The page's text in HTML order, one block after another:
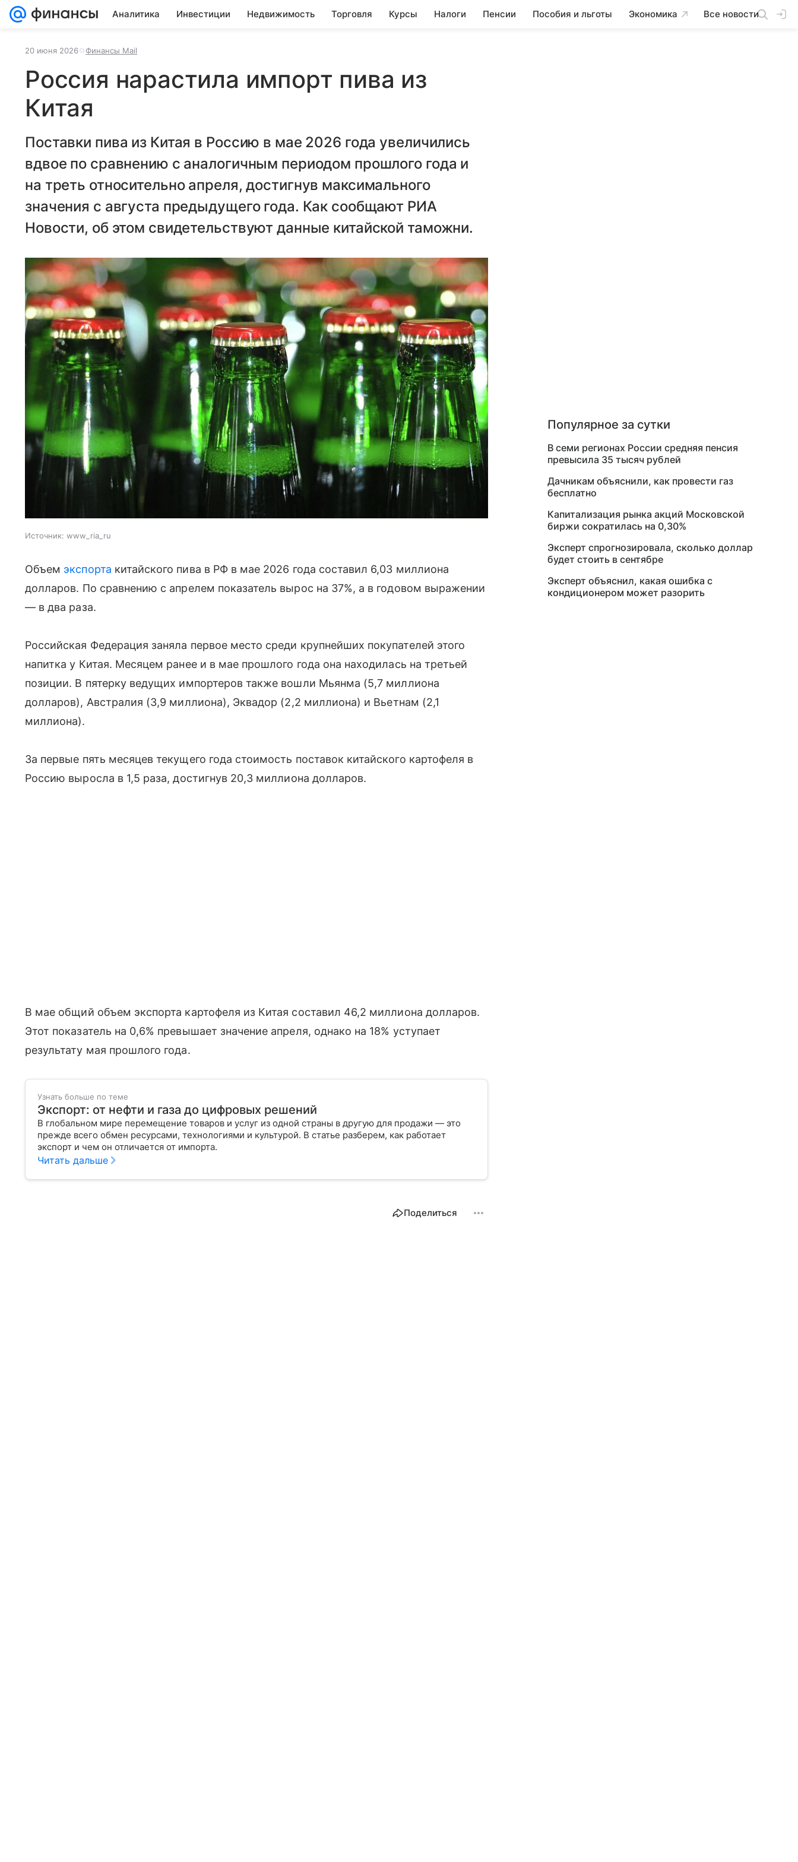
Аналитика Инвестиции Недвижимость Торговля Курсы Налоги Пенсии Пособия и льготы Экономика Все новости
20 июня 2026 Финансы Mail
Россия нарастила импорт пива из
Китая
Поставки пива из Китая в Россию в мае 2026 года увеличились
вдвое по сравнению с аналогичным периодом прошлого года и
на треть относительно апреля, достигнув максимального
значения с августа предыдущего года. Как сообщают РИА
Новости, об этом свидетельствуют данные китайской таможни.
Источник: www_ria_ru
Объем экспорта китайского пива в РФ в мае 2026 года составил 6,03 миллиона
долларов. По сравнению с апрелем показатель вырос на 37%, а в годовом выражении
— в два раза.
Российская Федерация заняла первое место среди крупнейших покупателей этого
напитка у Китая. Месяцем ранее и в мае прошлого года она находилась на третьей
позиции. В пятерку ведущих импортеров также вошли Мьянма (5,7 миллиона
долларов), Австралия (3,9 миллиона), Эквадор (2,2 миллиона) и Вьетнам (2,1
миллиона).
За первые пять месяцев текущего года стоимость поставок китайского картофеля в
Россию выросла в 1,5 раза, достигнув 20,3 миллиона долларов.
В мае общий объем экспорта картофеля из Китая составил 46,2 миллиона долларов.
Этот показатель на 0,6% превышает значение апреля, однако на 18% уступает
результату мая прошлого года.
Узнать больше по теме
Экспорт: от нефти и газа до цифровых решений
В глобальном мире перемещение товаров и услуг из одной страны в другую для продажи — это
прежде всего обмен ресурсами, технологиями и культурой. В статье разберем, как работает
экспорт и чем он отличается от импорта.
Читать дальше
Поделиться
Популярное за сутки
В семи регионах России средняя пенсия
превысила 35 тысяч рублей
Дачникам объяснили, как провести газ
бесплатно
Капитализация рынка акций Московской
биржи сократилась на 0,30%
Эксперт спрогнозировала, сколько доллар
будет стоить в сентябре
Эксперт объяснил, какая ошибка с
кондиционером может разорить